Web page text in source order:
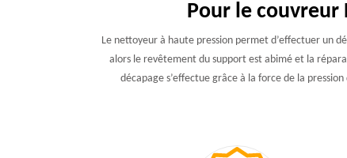
Pour le couvreur
Le nettoyeur à haute pression permet d’effectuer un
alors le revêtement du support est abimé et la
décapage s’effectue grâce à la force de la